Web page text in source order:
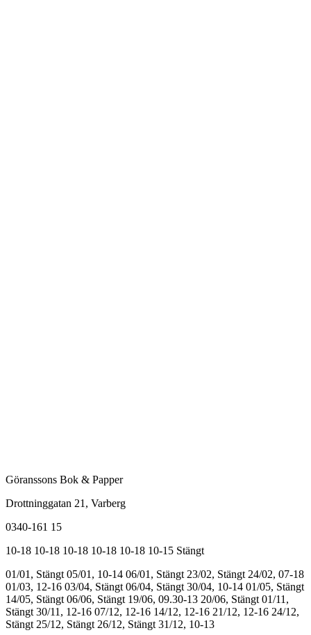
Göranssons Bok & Papper
Drottninggatan 21 , Varberg
0340-161 15
10-18 10-18 10-18 10-18 10-18 10-15 Stängt
01/01, Stängt 05/01, 10-14 06/01, Stängt 23/02, Stängt 24/02, 07-18
01/03, 12-16 03/04, Stängt 06/04, Stängt 30/04, 10-14 01/05, Stängt
14/05, Stängt 06/06, Stängt 19/06, 09.30-13 20/06, Stängt 01/11,
Stängt 30/11, 12-16 07/12, 12-16 14/12, 12-16 21/12, 12-16 24/12,
Stängt 25/12, Stängt 26/12, Stängt 31/12, 10-13